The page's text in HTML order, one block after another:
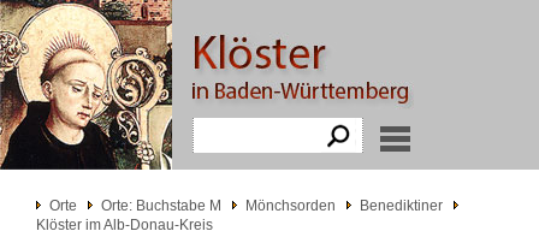
Orte Orte: Buchstabe M Mönchsorden
Benediktiner
Klöster im Alb-Donau-Kreis